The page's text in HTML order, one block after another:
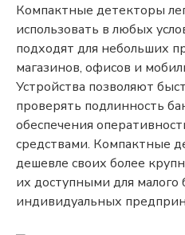
Компактные детекторы
использовать в любых
подходят для небольших
магазинов, офисов и
Устройства позволяют
проверять подлинность
обеспечения
средствами. Компактные
дешевле своих более
их доступными для малого
индивидуальных